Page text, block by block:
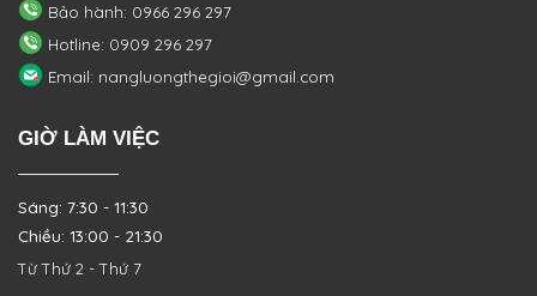
Bảo hành: 0966 296 297
Hotline: 0909 296 297
Email: nangluongthegioi@gmail.com
GIỜ LÀM VIỆC
Sáng: 7:30 - 11:30
Chiều: 13:00 - 21:30
Từ Thứ 2 - Thứ 7